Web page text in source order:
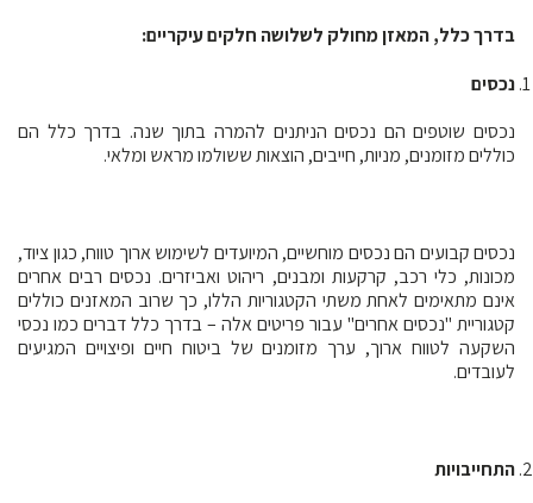
בדרך כלל, המאזן מחולק לשלושה חלקים עיקריים:
נכסים
נכסים שוטפים הם נכסים הניתנים להמרה בתוך שנה. בדרך כלל הם
כוללים מזומנים, מניות, חייבים, הוצאות ששולמו מראש ומלאי.
נכסים קבועים הם נכסים מוחשיים, המיועדים לשימוש ארוך טווח, כגון ציוד,
מכונות, כלי רכב, קרקעות ומבנים, ריהוט ואביזרים. נכסים רבים אחרים
אינם מתאימים לאחת משתי הקטגוריות הללו, כך שרוב המאזנים כוללים
קטגוריית "נכסים אחרים" עבור פריטים אלה – בדרך כלל דברים כמו נכסי
השקעה לטווח ארוך, ערך מזומנים של ביטוח חיים ופיצויים המגיעים
לעובדים.
התחייבויות